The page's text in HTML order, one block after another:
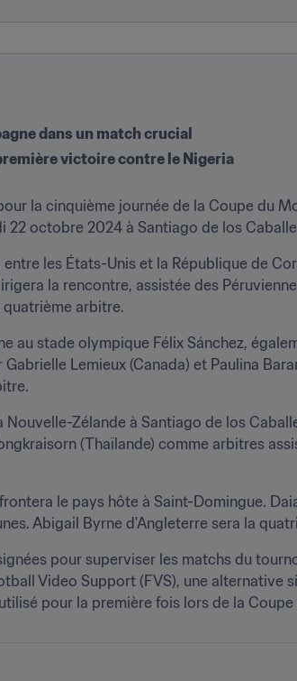
dans un match crucial
victoire contre le Nigeria
la cinquième journée de la Coupe du
22 octobre 2024 à Santiago de los
les États-Unis et la République de
la rencontre, assistée des
quatrième arbitre.
au stade olympique Félix Sánchez,
Lemieux (Canada) et Paulina
Zélande à Santiago de los
(Thaïlande) comme arbitres
le pays hôte à Saint-Domingue.
Abigail Byrne d'Angleterre sera la
pour superviser les matchs du
Video Support (FVS), une alternative
pour la première fois lors de la